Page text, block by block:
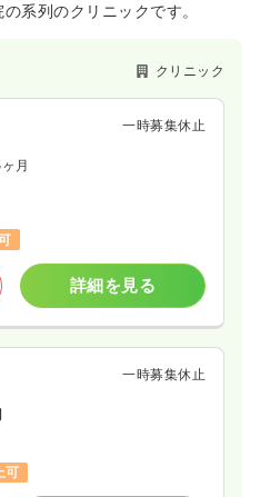
系列のクリニックです。
クリニック
一時募集休止
月
詳細を見る
一時募集休止
可